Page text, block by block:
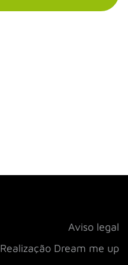
Aviso legal
Realização Dream me up